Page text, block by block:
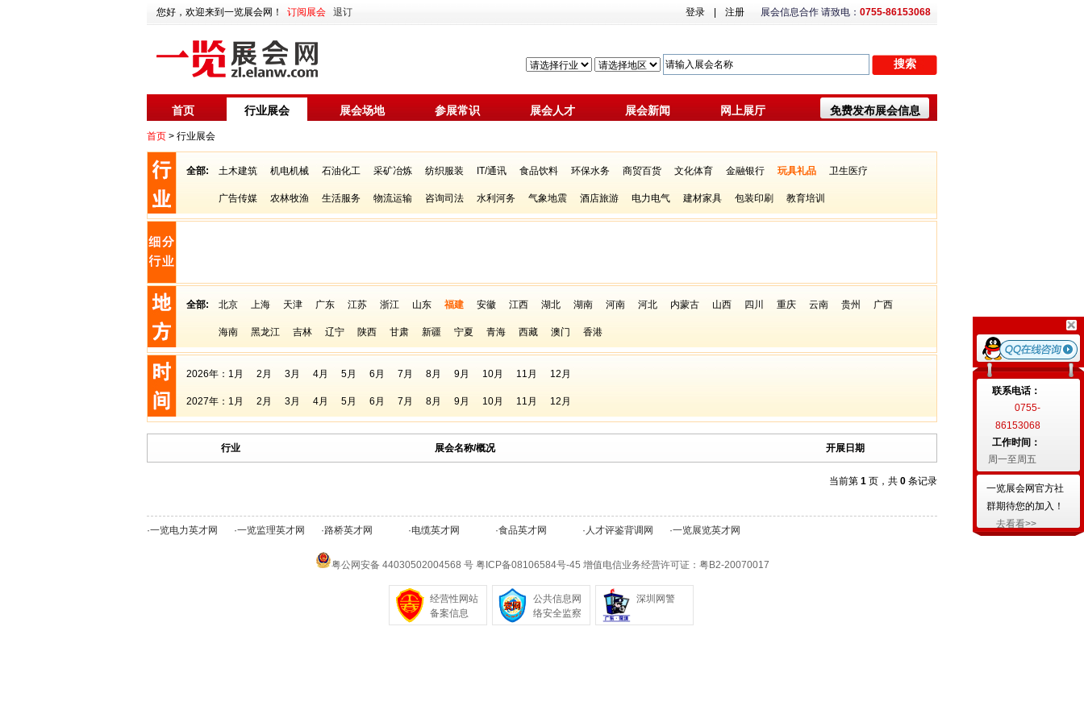
展会信息合作 请致电： 0755-86153068
登录 注册
您好，欢迎来到一览展会网！ 订阅展会 退订
免费发布展会信息
首页 行业展会 展会场地 参展常识 展会人才 展会新闻 网上展厅
首页 > 行业展会
全部: 土木建筑 机电机械 石油化工 采矿冶炼 纺织服装 IT/通讯 食品饮料 环保水务 商贸百货 文化体育 金融银行 玩具礼品 卫生医疗
广告传媒 农林牧渔 生活服务 物流运输 咨询司法 水利河务 气象地震 酒店旅游 电力电气 建材家具 包装印刷 教育培训
全部: 北京 上海 天津 广东 江苏 浙江 山东 福建 安徽 江西 湖北 湖南 河南 河北 内蒙古 山西 四川 重庆 云南 贵州 广西
海南 黑龙江 吉林 辽宁 陕西 甘肃 新疆 宁夏 青海 西藏 澳门 香港
2026年： 1月 2月 3月 4月 5月 6月 7月 8月 9月 10月 11月 12月
2027年： 1月 2月 3月 4月 5月 6月 7月 8月 9月 10月 11月 12月
行业 展会名称/概况 开展日期
联系电话：
0755-
86153068
工作时间：
周一至周五
一览展会网官方社
群期待您的加入！
去看看>>
当前第 1 页，共 0 条记录
·一览电力英才网 ·一览监理英才网 ·路桥英才网 ·电缆英才网 ·食品英才网 · 人才评鉴背调网 ·一览展览英才网
粤公网安备 44030502004568 号 粤ICP备08106584号-45 增值电信业务经营许可证：粤B2-20070017
经营性网站
备案信息
公共信息网
络安全监察
深圳网警